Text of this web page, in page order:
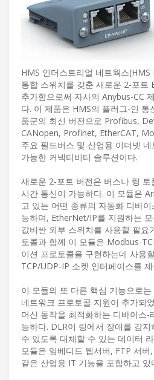
HMS 인더스트리얼 네트웍스
통합 스위치를 갖춘 새로운 2-포트
추가함으로써 자사의 Anybus-CC
다. 이 제품은 HMS의 플러그-인 통
품군의 최신 버전으로 Profibus,
CANopen, Profinet, EtherCAT,
주요 필드버스 및 산업용 이더넷
가능한 커넥티비티 솔루션이다.
새로운 2-포트 버전은 버스나 링
시간 통신이 가능하다. 이 모듈은
고 있는 어떤 종류의 자동화 디바
능하며, EtherNet/IP를 지원하는
값비싼 외부 스위치를 사용할 필
토콜과 함께 이 모듈은 Modbus-
이션 프로토콜을 구현하는데 사용
TCP/UDP-IP 소켓 인터페이스를
이 모듈의 또 다른 핵심 기능으로
네트워크 프로토콜 지원이 추가되
머신 동작을 최적화하는 디바이스-
능하다. DLR이 링에서 장애를 감
수 있도록 대체할 수 있는 데이터
모듈은 임베디드 웹서버, FTP 서
같은 산업용 IT 기능을 포함하고 있